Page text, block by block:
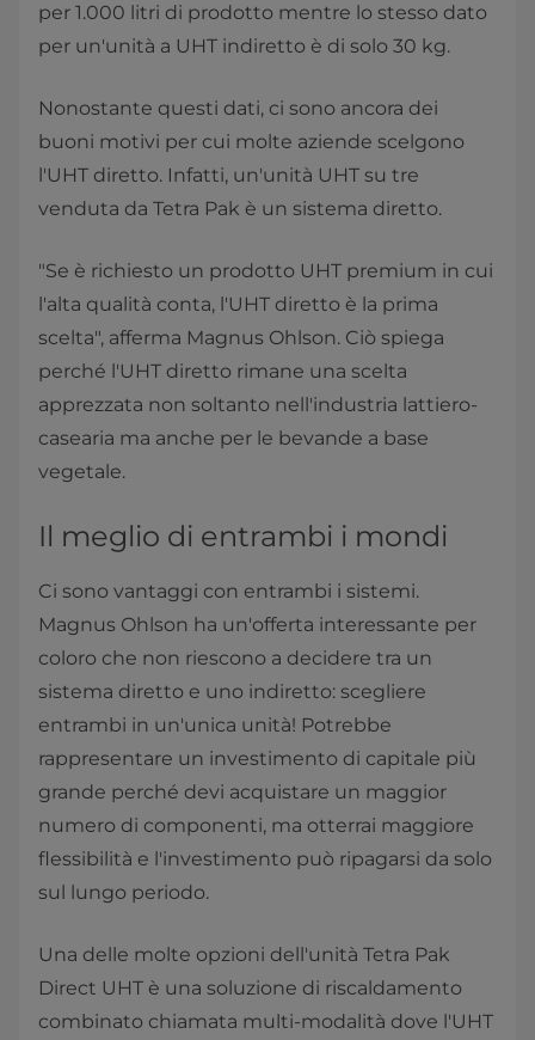
per 1.000 litri di prodotto mentre lo stesso dato
per un'unità a UHT indiretto è di solo 30 kg.
Nonostante questi dati, ci sono ancora dei
buoni motivi per cui molte aziende scelgono
l'UHT diretto. Infatti, un'unità UHT su tre
venduta da Tetra Pak è un sistema diretto.
"Se è richiesto un prodotto UHT premium in cui
l'alta qualità conta, l'UHT diretto è la prima
scelta", afferma Magnus Ohlson. Ciò spiega
perché l'UHT diretto rimane una scelta
apprezzata non soltanto nell'industria lattiero-
casearia ma anche per le bevande a base
vegetale.
Il meglio di entrambi i mondi
Ci sono vantaggi con entrambi i sistemi.
Magnus Ohlson ha un'offerta interessante per
coloro che non riescono a decidere tra un
sistema diretto e uno indiretto: scegliere
entrambi in un'unica unità! Potrebbe
rappresentare un investimento di capitale più
grande perché devi acquistare un maggior
numero di componenti, ma otterrai maggiore
flessibilità e l'investimento può ripagarsi da solo
sul lungo periodo.
Una delle molte opzioni dell'unità Tetra Pak
Direct UHT è una soluzione di riscaldamento
combinato chiamata multi-modalità dove l'UHT